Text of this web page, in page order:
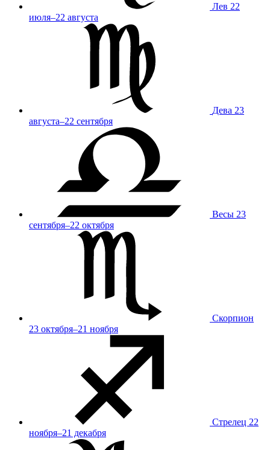
Лев 22
июля–22 августа
Дева 23
августа–22 сентября
Весы 23
сентября–22 октября
Скорпион
23 октября–21 ноября
Стрелец 22
ноября–21 декабря